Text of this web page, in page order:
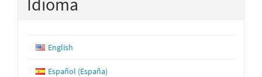
English
Español (España)